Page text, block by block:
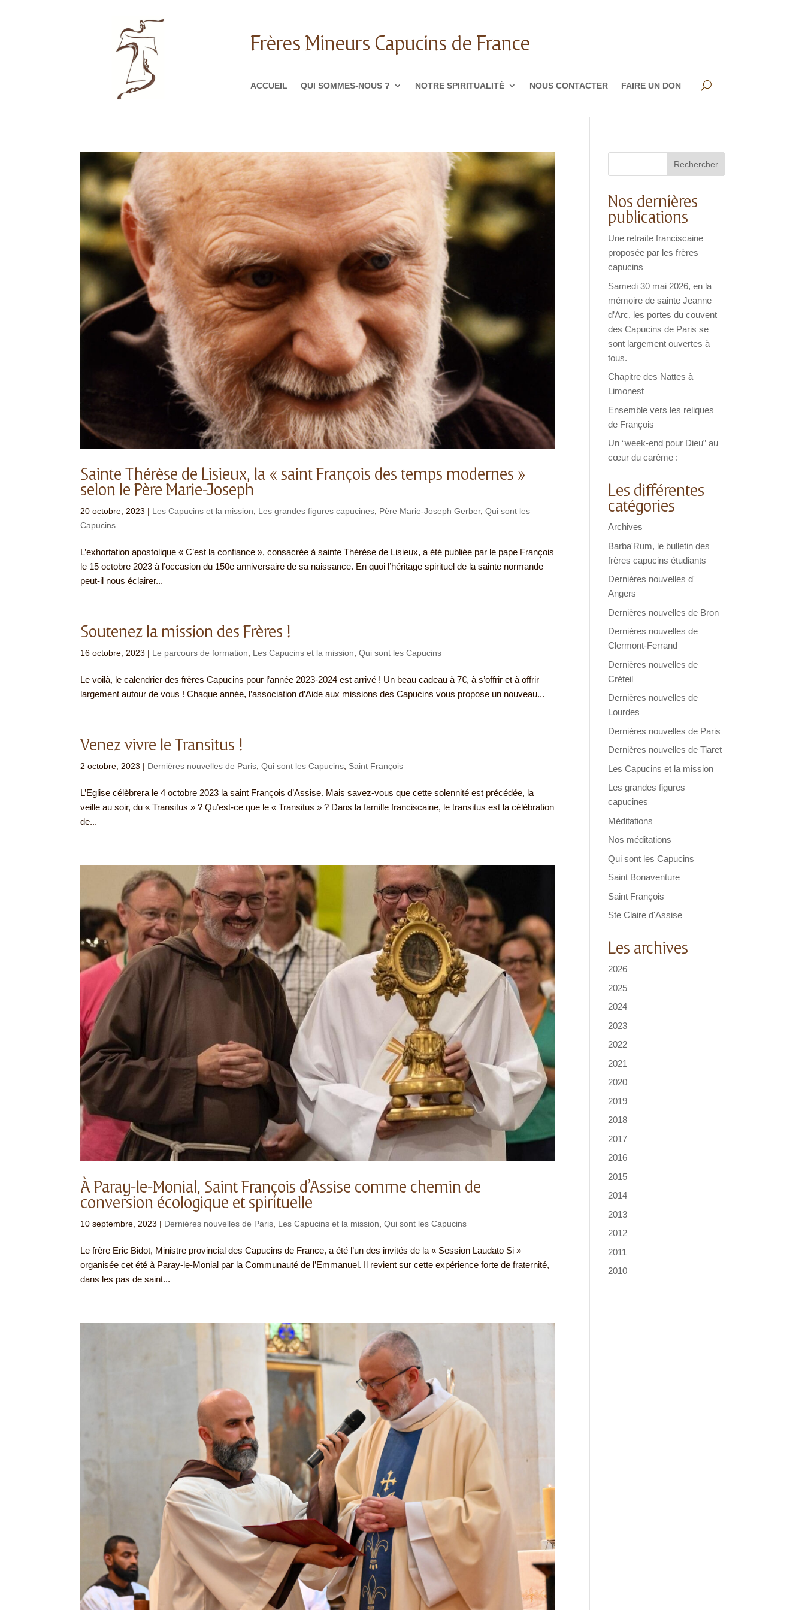
Frères Mineurs Capucins de France
ACCUEIL QUI SOMMES-NOUS ? NOTRE SPIRITUALITÉ NOUS CONTACTER FAIRE UN DON
Sainte Thérèse de Lisieux, la « saint François des temps modernes »
selon le Père Marie-Joseph
20 octobre, 2023 | Les Capucins et la mission Les grandes figures capucines Père Marie-Joseph Gerber,Qui sont les
Capucins
L’exhortation apostolique « C’est la confiance », consacrée à sainte Thérèse de Lisieux, a été publiée par le pape François
le 15 octobre 2023 à l’occasion du 150e anniversaire de sa naissance. En quoi l’héritage spirituel de la sainte normande
peut-il nous éclairer...
Soutenez la mission des Frères !
16 octobre, 2023 | Le parcours de formation Les Capucins et la mission ,Qui sont les Capucins
Le voilà, le calendrier des frères Capucins pour l’année 2023-2024 est arrivé ! Un beau cadeau à 7€, à s’offrir et à offrir
largement autour de vous ! Chaque année, l’association d’Aide aux missions des Capucins vous propose un nouveau...
Venez vivre le Transitus !
2 octobre, 2023 | Dernières nouvelles de Paris ,Qui sont les Capucins Saint François
L’Eglise célèbrera le 4 octobre 2023 la saint François d’Assise. Mais savez-vous que cette solennité est précédée, la
veille au soir, du « Transitus » ? Qu’est-ce que le « Transitus » ? Dans la famille franciscaine, le transitus est la célébration
de...
À Paray-le-Monial, Saint François d’Assise comme chemin de
conversion écologique et spirituelle
10 septembre, 2023 | Dernières nouvelles de Paris Les Capucins et la mission ,Qui sont les Capucins
Le frère Eric Bidot, Ministre provincial des Capucins de France, a été l’un des invités de la « Session Laudato Si »
organisée cet été à Paray-le-Monial par la Communauté de l’Emmanuel. Il revient sur cette expérience forte de fraternité,
dans les pas de saint...
Rechercher
Nos dernières
publications
Une retraite franciscaine
proposée par les frères
capucins
Samedi 30 mai 2026, en la
mémoire de sainte Jeanne
d’Arc, les portes du couvent
des Capucins de Paris se
sont largement ouvertes à
tous.
Chapitre des Nattes à
Limonest
Ensemble vers les reliques
de François
Un “week-end pour Dieu” au
cœur du carême :
Les différentes
catégories
Archives
Barba'Rum, le bulletin des
frères capucins étudiants
Dernières nouvelles d'
Angers
Dernières nouvelles de Bron
Dernières nouvelles de
Clermont-Ferrand
Dernières nouvelles de
Créteil
Dernières nouvelles de
Lourdes
Dernières nouvelles de Paris
Dernières nouvelles de Tiaret
Les Capucins et la mission
Les grandes figures
capucines
Méditations
Nos méditations
Qui sont les Capucins
Saint Bonaventure
Saint François
Ste Claire d'Assise
Les archives
2026
2025
2024
2023
2022
2021
2020
2019
2018
2017
2016
2015
2014
2013
2012
2011
2010